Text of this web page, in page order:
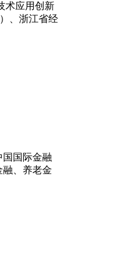
术应用创新
、浙江省经
国国际金融
融、养老金